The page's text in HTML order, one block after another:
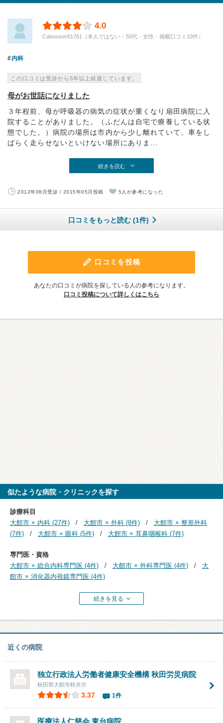
4.0
Caloouser61761（本人ではない・50代・女性・掲載口コミ10件）
内科
この口コミは受診から5年以上経過しています。
母がお世話になりました
３年程前、母が呼吸器の病気の症状が重くなり扇田病院に入
院することがありました。（ふだんは自宅で療養している状
態でした。）病院の場所は市内から少し離れていて、車をし
ばらく走らせないといけない場所にありま...
続きを読む
2012年08月受診 / 2015年05月投稿 5人が参考になった
口コミをもっと読む (1件)
口コミを投稿
あなたの口コミが病院を探している人の参考になります。
口コミ投稿について詳しくはこちら
似たような病院・クリニックを探す
診療科目
大館市 × 内科 (27件)
大館市 × 外科 (8件)
大館市 × 整形外科
(7件)
大館市 × 眼科 (5件) 大館市 × 耳鼻咽喉科 (7件)
専門医・資格
大館市 × 総合内科専門医 (4件)
大館市 × 外科専門医 (4件)
大
館市 × 消化器内視鏡専門医 (4件)
続きを見る
近くの病院
独立行政法人労働者健康安全機構 秋田労災病院
秋田県大館市軽井沢
3.37 1件
医療法人仁慈会東台病院